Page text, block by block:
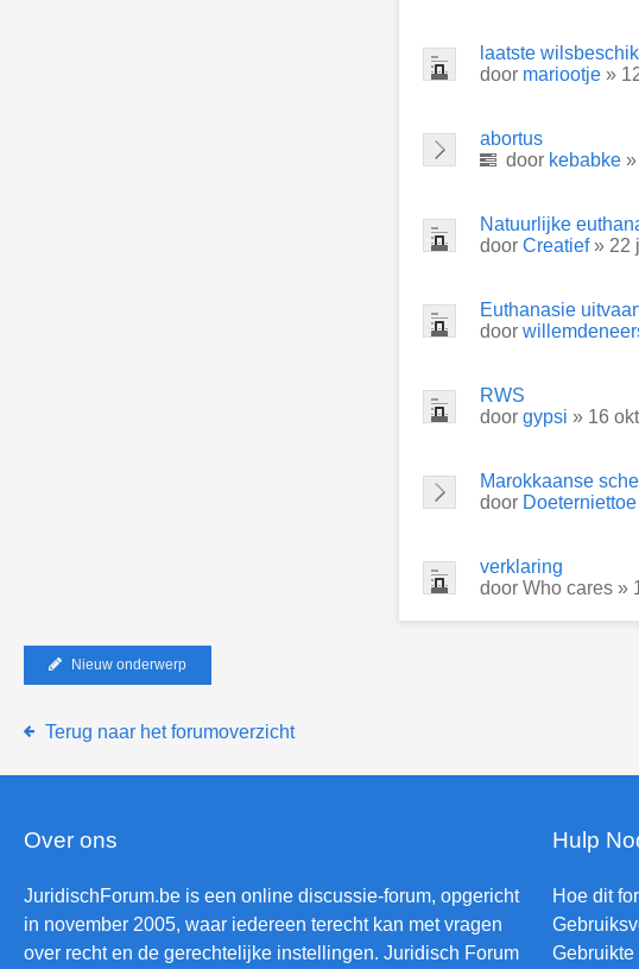
laatste
door mariootje »
abortus
door kebabke»
Natuurlijke
door Creatief» 22
Euthanasie
door
RWS
door gypsi » 16
Marokkaanse
door Doeterniettoe
verklaring
door Who cares »
Nieuw onderwerp
Terug naar het forumoverzicht
Over ons
JuridischForum.be is een online discussie-forum, opgericht
in november 2005, waar iedereen terecht kan met vragen
over recht en de gerechtelijke instellingen. Juridisch Forum
Hulp
Hoe dit
Gebruikte